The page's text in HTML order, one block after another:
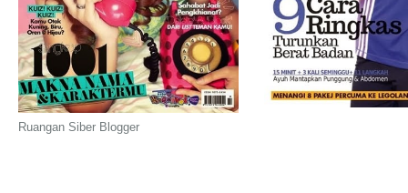
Ruangan Siber Blogger